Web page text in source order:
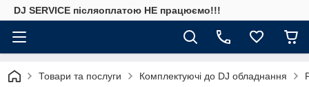
DJ SERVICE пiсляоплатою НЕ працюємо!!!
Товари та послуги Комплектуючі до DJ обладнання